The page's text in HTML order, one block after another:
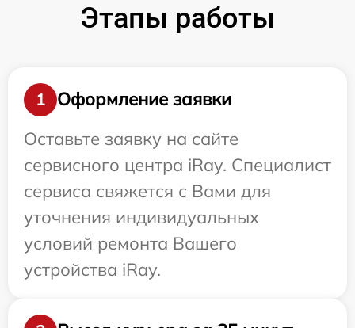
Этапы работы
1
Оформление заявки
Оставьте заявку на сайте
сервисного центра iRay. Специалист
сервиса свяжется с Вами для
уточнения индивидуальных
условий ремонта Вашего
устройства iRay.